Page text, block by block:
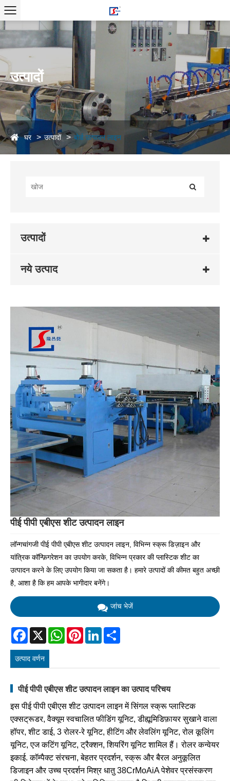
उत्पादों
घर उत्पादों बोर्ड उत्पादन लाइन
उत्पादों
नये उत्पाद
पीई पीपी एबीएस शीट उत्पादन लाइन
लॉन्गचांगजी पीई पीपी एबीएस शीट उत्पादन लाइन, विभिन्न स्क्रू डिज़ाइन और
यांत्रिक कॉन्फ़िगरेशन का उपयोग करके, विभिन्न प्रकार की प्लास्टिक शीट का
उत्पादन करने के लिए उपयोग किया जा सकता है। हमारे उत्पादों की कीमत बहुत अच्छी
है, आशा है कि हम आपके भागीदार बनेंगे।
जांच भेजें
Facebook
X WhatsAppPinterestLinkedIn
उत्पाद वर्णन
पीई पीपी एबीएस शीट उत्पादन लाइन का उत्पाद परिचय
इस पीई पीपी एबीएस शीट उत्पादन लाइन में सिंगल स्क्रू प्लास्टिक
एक्सट्रूडर, वैक्यूम स्वचालित फीडिंग यूनिट, डीह्यूमिडिफ़ायर सुखाने वाला
हॉपर, शीट डाई, 3 रोलर-रे यूनिट, हीटिंग और लेवलिंग यूनिट, रोल कूलिंग
यूनिट, एज कटिंग यूनिट, ट्रैक्शन, शियरिंग यूनिट शामिल हैं। रोलर कन्वेयर
इकाई. कॉम्पैक्ट संरचना, बेहतर प्रदर्शन, स्क्रू और बैरल अनुकूलित
डिजाइन और उच्च प्रदर्शन मिश्र धातु 38CrMoAiA पेशेवर प्रसंस्करण